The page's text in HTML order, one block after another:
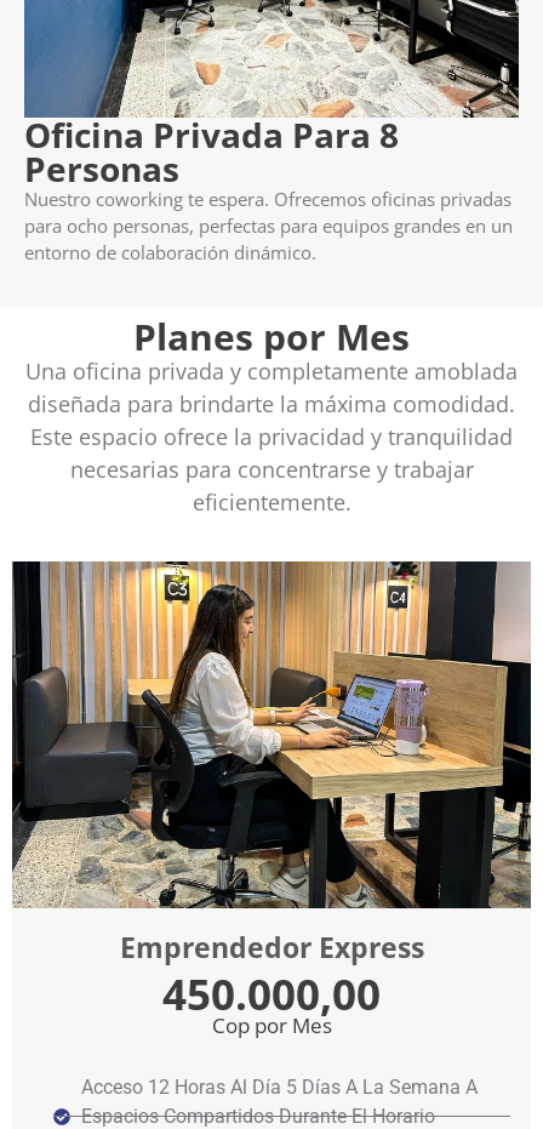
Oficina Privada Para 8
Personas
Nuestro coworking te espera. Ofrecemos oficinas privadas
para ocho personas, perfectas para equipos grandes en un
entorno de colaboración dinámico.
Planes por Mes
Una oficina privada y completamente amoblada
diseñada para brindarte la máxima comodidad.
Este espacio ofrece la privacidad y tranquilidad
necesarias para concentrarse y trabajar
eficientemente.
Emprendedor Express
450.000,00
Cop por Mes
Acceso 12 Horas Al Día 5 Días A La Semana A
Espacios Compartidos Durante El Horario